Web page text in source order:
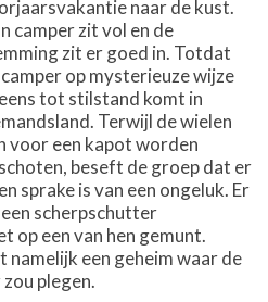
naar de kust.
camper zit vol en de
zit er goed in. Totdat
op mysterieuze wijze
tot stilstand komt in
Terwijl de wielen
voor een kapot worden
beseft de groep dat er
sprake is van een ongeluk. Er
scherpschutter
op een van hen gemunt.
namelijk een geheim waar de
plegen.